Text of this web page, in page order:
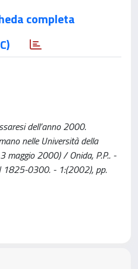
completa
dell’anno 2000.
nelle Università della
maggio 2000) / Onida, P.P.. -
1825-0300. - 1:(2002), pp.